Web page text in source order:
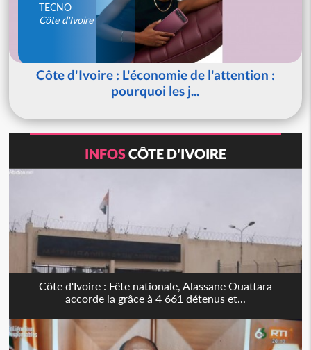
TECNO
Côte d'Ivoire
Côte d'Ivoire : L'économie de l'attention :
pourquoi les j...
INFOSCÔTE D'IVOIRE
Côte d'Ivoire : Fête nationale, Alassane Ouattara
accorde la grâce à 4 661 détenus et...